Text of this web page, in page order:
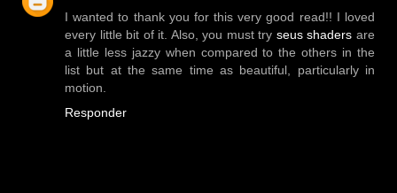
I wanted to thank you for this very good read!! I loved
every little bit of it. Also, you must try seus shaders are
a little less jazzy when compared to the others in the
list but at the same time as beautiful, particularly in
motion.
Responder